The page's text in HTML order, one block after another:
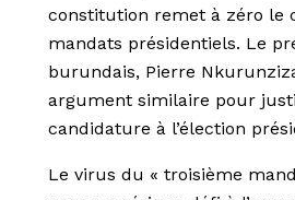
constitution remet à zéro le
mandats présidentiels. Le
burundais, Pierre
argument similaire pour
candidature à l’élection
Le virus du « troisième